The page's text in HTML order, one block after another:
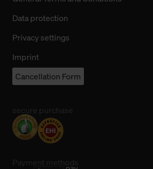
Data protection
Privacy settings
Imprint
Cancellation Form